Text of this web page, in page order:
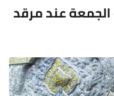
الجمعة عند مرقد